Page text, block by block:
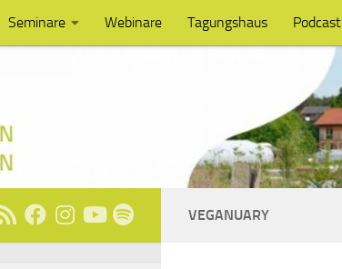
Seminare Webinare Tagungshaus Podcast
VEGANUARY